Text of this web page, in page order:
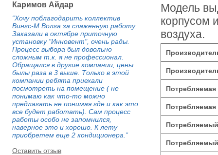
Модель
корпусом
воздуха.
Каримов Айдар
“Хочу поблагодарить коллектив
Вингс-М Волга за слаженную работу.
Заказали в октябре приточную
установку "Инновент", очень рады.
Процесс выбора был довольно
сложным т.к. я не профессионал.
Обращался в другие компании, цены
былы раза в 3 выше. Только в этой
компании ребята приехали
посмотреть на помещение ( не
понимаю как что-то можно
предлагать не понимая где и как это
все будет работать). Сам процесс
работы особо не запомнился,
наверное это и хорошо. К лету
приобретем еще 2 кондиционера.”
Оставить отзыв